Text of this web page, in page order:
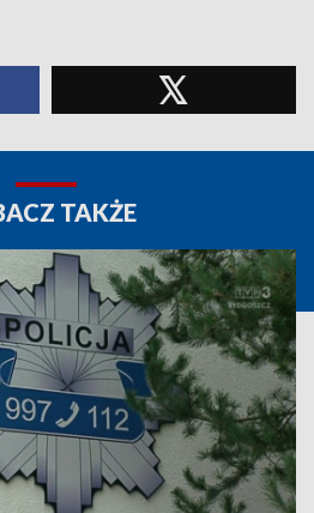
TAKŻE